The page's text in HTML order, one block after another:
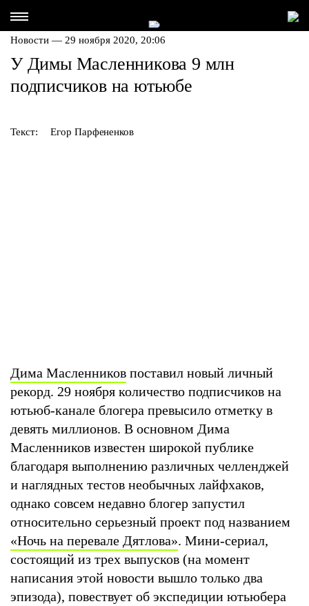
Новости — 29 ноября 2020, 20:06
У Димы Масленникова 9 млн
подписчиков на ютьюбе
Текст: Егор Парфененков
Дима Масленников поставил новый личный
рекорд. 29 ноября количество подписчиков на
ютьюб-канале блогера превысило отметку в
девять миллионов. В основном Дима
Масленников известен широкой публике
благодаря выполнению различных челленджей
и наглядных тестов необычных лайфхаков,
однако совсем недавно блогер запустил
относительно серьезный проект под названием
«Ночь на перевале Дятлова». Мини-сериал,
состоящий из трех выпусков (на момент
написания этой новости вышло только два
эпизода), повествует об экспедиции ютьюбера